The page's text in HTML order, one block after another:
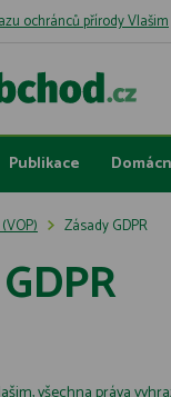
ochránců přírody Vlašim
Publikace
Zásady GDPR